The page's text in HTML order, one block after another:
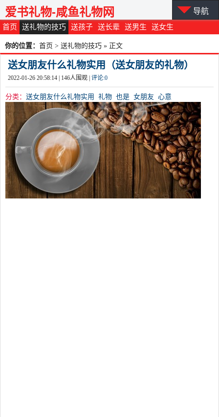
首页 送礼物的技巧 送孩子 送长辈 送男生 送女生
爱书礼物-咸鱼礼物网 导航
你的位置： 首页 > 送礼物的技巧 » 正文
送女朋友什么礼物实用（送女朋友的礼物）
2022-01-26 20:58:14 | 146人围观 | 评论:0
分类： 送女朋友什么礼物实用 礼物 也是 女朋友 心意